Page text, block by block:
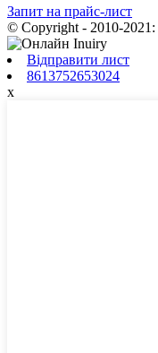
Запит на прайс-лист
© Copyright - 2010-2021:
Відправити лист
8613752653024
x